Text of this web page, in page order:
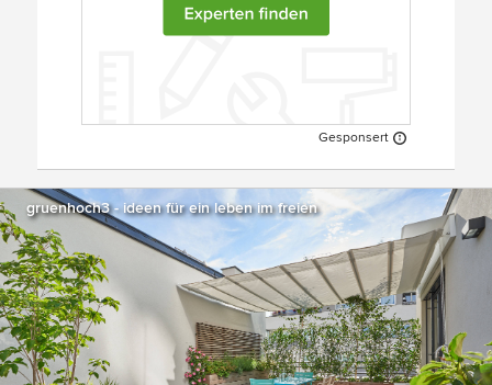
Gesponsert
gruenhoch3 - ideen für ein leben im freien